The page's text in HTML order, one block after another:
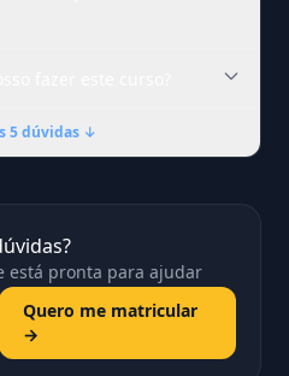
5 dúvidas ↓
está pronta para ajudar
Quero me matricular
→